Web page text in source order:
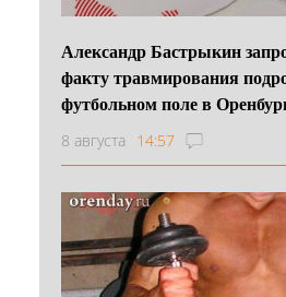
Александр Бастрыкин
факту травмирования
футбольном поле в
8 августа 14:57